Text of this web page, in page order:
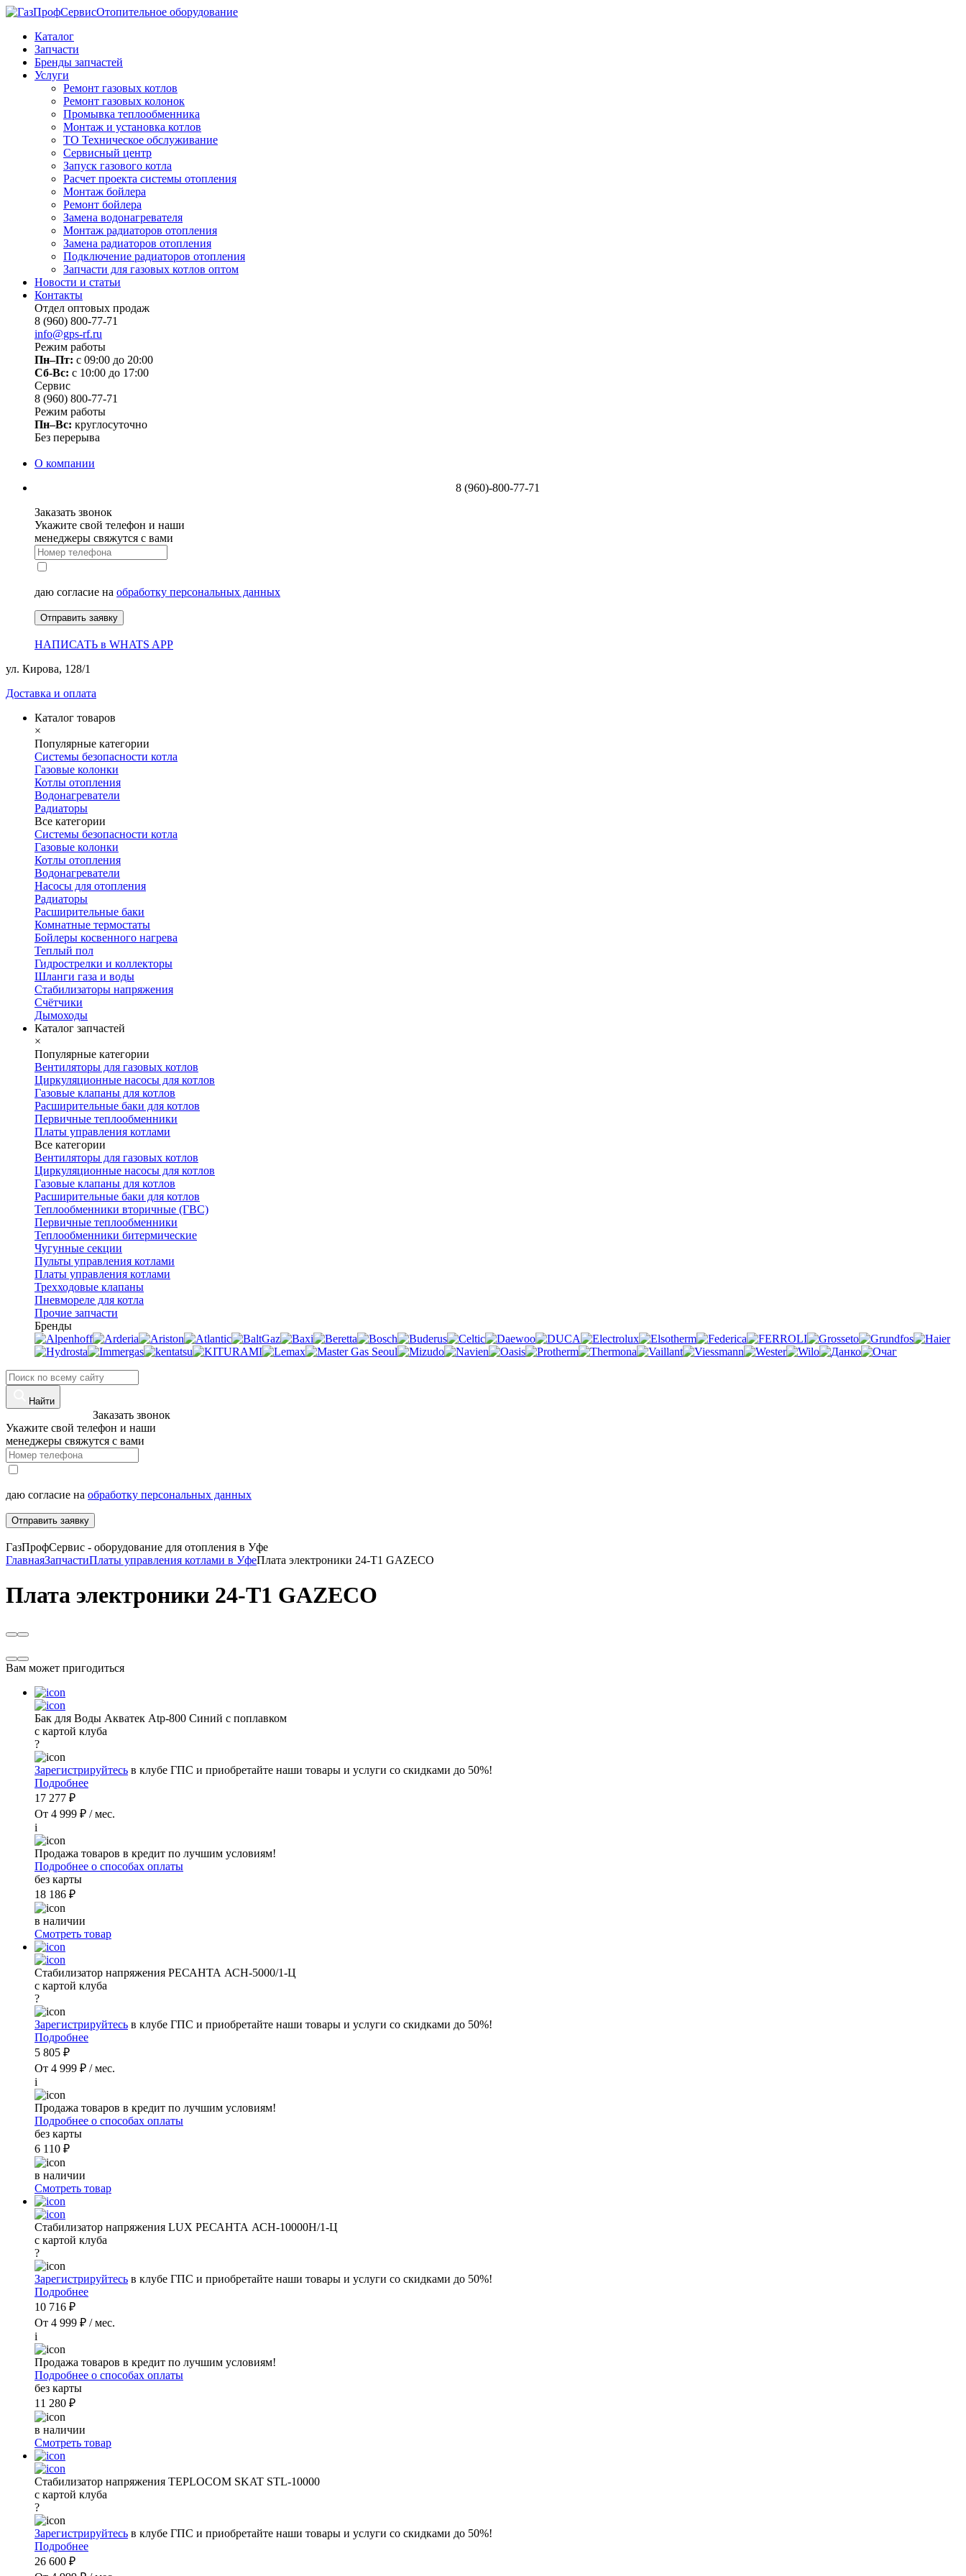
Отопительное оборудование
Каталог
Запчасти
Бренды запчастей
Услуги
Ремонт газовых котлов
Ремонт газовых колонок
Промывка теплообменника
Монтаж и установка котлов
ТО Техническое обслуживание
Сервисный центр
Запуск газового котла
Расчет проекта системы отопления
Монтаж бойлера
Ремонт бойлера
Замена водонагревателя
Монтаж радиаторов отопления
Замена радиаторов отопления
Подключение радиаторов отопления
Запчасти для газовых котлов оптом
Новости и статьи
Контакты
Отдел оптовых продаж
8 (960) 800-77-71
info@gps-rf.ru
Режим работы
Пн–Пт: с 09:00 до 20:00
Сб-Вс: c 10:00 до 17:00
Сервис
8 (960) 800-77-71
Режим работы
Пн–Вс: круглосуточно
Без перерыва
О компании
8 (960)-800-77-71
Заказать звонок
Укажите свой телефон и наши
менеджеры свяжутся с вами
даю согласие на обработку персональных данных
Отправить заявку
НАПИСАТЬ в WHATS APP
ул. Кирова, 128/1
Доставка и оплата
Каталог товаров
×
Популярные категории
Системы безопасности котла
Газовые колонки
Котлы отопления
Водонагреватели
Радиаторы
Все категории
Системы безопасности котла
Газовые колонки
Котлы отопления
Водонагреватели
Насосы для отопления
Радиаторы
Расширительные баки
Комнатные термостаты
Бойлеры косвенного нагрева
Теплый пол
Гидрострелки и коллекторы
Шланги газа и воды
Стабилизаторы напряжения
Счётчики
Дымоходы
Каталог запчастей
×
Популярные категории
Вентиляторы для газовых котлов
Циркуляционные насосы для котлов
Газовые клапаны для котлов
Расширительные баки для котлов
Первичные теплообменники
Платы управления котлами
Все категории
Вентиляторы для газовых котлов
Циркуляционные насосы для котлов
Газовые клапаны для котлов
Расширительные баки для котлов
Теплообменники вторичные (ГВС)
Первичные теплообменники
Теплообменники битермические
Чугунные секции
Пульты управления котлами
Платы управления котлами
Трехходовые клапаны
Пневмореле для котла
Прочие запчасти
Бренды
Найти
Заказать звонок
Укажите свой телефон и наши
менеджеры свяжутся с вами
даю согласие на обработку персональных данных
Отправить заявку
ГазПрофСервис - оборудование для отопления в Уфе
ГлавнаяЗапчастиПлаты управления котлами в УфеПлата электроники 24-Т1 GAZECO
Плата электроники 24-Т1 GAZECO
Вам может пригодиться
Бак для Воды Акватек Atp-800 Синий с поплавком
с картой клуба
?
Зарегистрируйтесь в клубе ГПС и приобретайте наши товары и услуги со скидками до 50%!
Подробнее
17 277 ₽
От 4 999 ₽ / мес.
i
Продажа товаров в кредит по лучшим условиям!
Подробнее о способах оплаты
без карты
18 186 ₽
в наличии
Смотреть товар
Стабилизатор напряжения РЕСАНТА АСН-5000/1-Ц
с картой клуба
?
Зарегистрируйтесь в клубе ГПС и приобретайте наши товары и услуги со скидками до 50%!
Подробнее
5 805 ₽
От 4 999 ₽ / мес.
i
Продажа товаров в кредит по лучшим условиям!
Подробнее о способах оплаты
без карты
6 110 ₽
в наличии
Смотреть товар
Стабилизатор напряжения LUX РЕСАНТА АСН-10000Н/1-Ц
с картой клуба
?
Зарегистрируйтесь в клубе ГПС и приобретайте наши товары и услуги со скидками до 50%!
Подробнее
10 716 ₽
От 4 999 ₽ / мес.
i
Продажа товаров в кредит по лучшим условиям!
Подробнее о способах оплаты
без карты
11 280 ₽
в наличии
Смотреть товар
Стабилизатор напряжения TEPLOCOM SKAT STL-10000
с картой клуба
?
Зарегистрируйтесь в клубе ГПС и приобретайте наши товары и услуги со скидками до 50%!
Подробнее
26 600 ₽